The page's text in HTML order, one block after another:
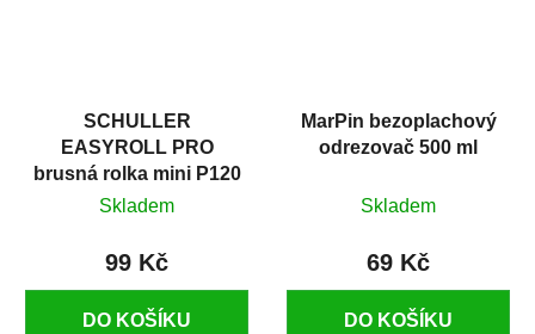
SCHULLER
EASYROLL PRO
brusná rolka mini P120
Skladem
99 Kč
DO KOŠÍKU
MarPin bezoplachový
odrezovač 500 ml
Skladem
69 Kč
DO KOŠÍKU